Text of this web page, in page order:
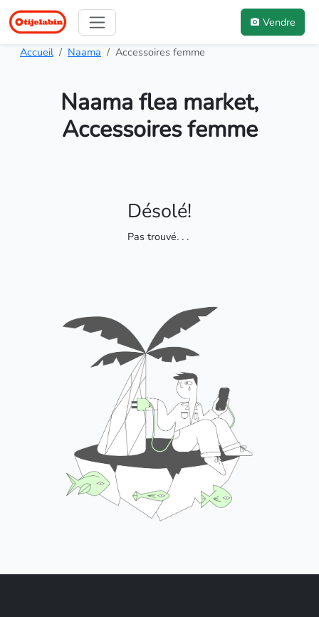
Vendre
Accueil Naama Accessoires femme
Naama flea market,
Accessoires femme
Désolé!
Pas trouvé. . .